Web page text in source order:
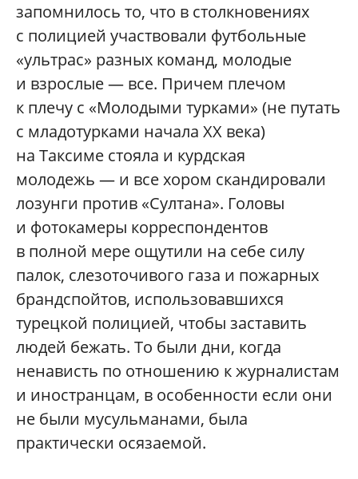
запомнилось то, что в столкновениях
с полицией участвовали футбольные
«ультрас» разных команд, молодые
и взрослые — все. Причем плечом
к плечу с «Молодыми турками» (не путать
с младотурками начала XX века)
на Таксиме стояла и курдская
молодежь — и все хором скандировали
лозунги против «Султана». Головы
и фотокамеры корреспондентов
в полной мере ощутили на себе силу
палок, слезоточивого газа и пожарных
брандспойтов, использовавшихся
турецкой полицией, чтобы заставить
людей бежать. То были дни, когда
ненависть по отношению к журналистам
и иностранцам, в особенности если они
не были мусульманами, была
практически осязаемой.